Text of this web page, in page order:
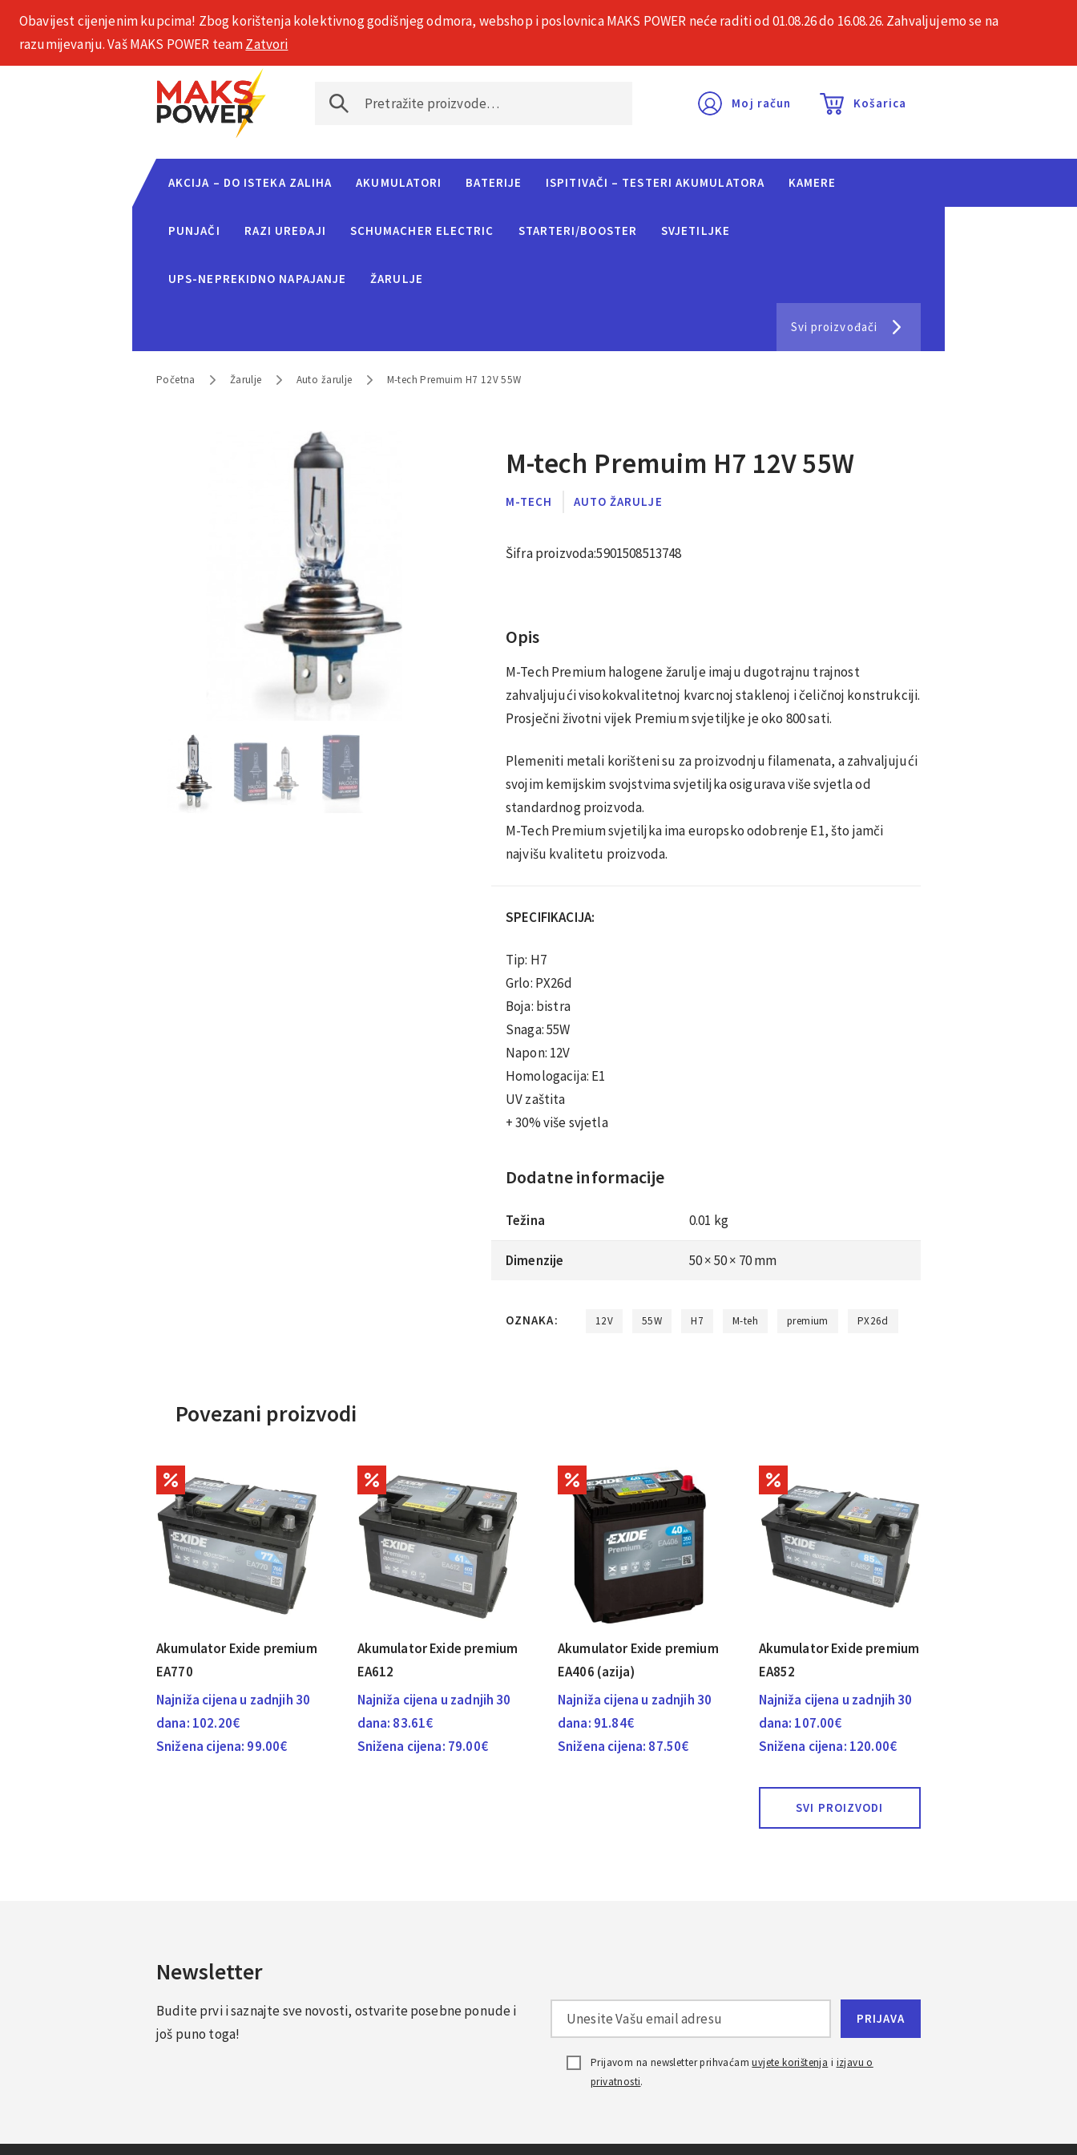
+385 1 2002 575 O nama Česta pitanja Kontakt
Moj račun Košarica
AKCIJA – DO ISTEKA ZALIHA AKUMULATORI BATERIJE ISPITIVAČI – TESTERI AKUMULATORA KAMERE
PUNJAČI RAZI UREĐAJI SCHUMACHER ELECTRIC STARTERI/BOOSTER SVJETILJKE
UPS-NEPREKIDNO NAPAJANJE ŽARULJE
Svi proizvođači
Početna Žarulje Auto žarulje M-tech Premuim H7 12V 55W
M-tech Premuim H7 12V 55W
M-TECH AUTO ŽARULJE
Šifra proizvoda:5901508513748
Opis
M-Tech Premium halogene žarulje imaju dugotrajnu trajnost
zahvaljujući visokokvalitetnoj kvarcnoj staklenoj i čeličnoj konstrukciji.
Prosječni životni vijek Premium svjetiljke je oko 800 sati.
Plemeniti metali korišteni su za proizvodnju filamenata, a zahvaljujući
svojim kemijskim svojstvima svjetiljka osigurava više svjetla od
standardnog proizvoda.
M-Tech Premium svjetiljka ima europsko odobrenje E1, što jamči
najvišu kvalitetu proizvoda.
SPECIFIKACIJA:
Tip: H7
Grlo: PX26d
Boja: bistra
Snaga: 55W
Napon: 12V
Homologacija: E1
UV zaštita
+ 30% više svjetla
Dodatne informacije
Težina 0.01 kg
Dimenzije 50 × 50 × 70 mm
OZNAKA: 12V 55W H7 M-teh premium PX26d
Povezani proizvodi
Akumulator Exide premium
EA770
Najniža cijena u zadnjih 30
dana: 102.20€
Snižena cijena: 99.00€
Akumulator Exide premium
EA612
Najniža cijena u zadnjih 30
dana: 83.61€
Snižena cijena: 79.00€
Akumulator Exide premium
EA406 (azija)
Najniža cijena u zadnjih 30
dana: 91.84€
Snižena cijena: 87.50€
Akumulator Exide premium
EA852
Najniža cijena u zadnjih 30
dana: 107.00€
Snižena cijena: 120.00€
SVI PROIZVODI
Newsletter
Budite prvi i saznajte sve novosti, ostvarite posebne ponude i
još puno toga!
Prijavom na newsletter prihvaćamuvjete korištenja i izjavu o
privatnosti.
Obavijest cijenjenim kupcima! Zbog korištenja kolektivnog godišnjeg odmora, webshop i poslovnica MAKS POWER neće raditi od 01.08.26 do 16.08.26. Zahvaljujemo se na
razumijevanju. Vaš MAKS POWER teamZatvori